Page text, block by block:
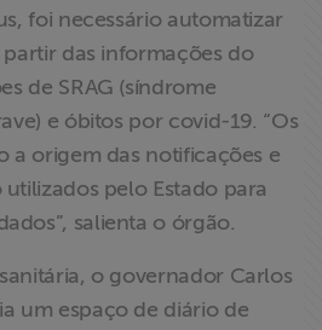
foi necessário automatizar
partir das informações do
de SRAG (síndrome
e óbitos por covid-19. “Os
a origem das notificações e
pelo Estado para
salienta o órgão.
o governador Carlos
um espaço de diário de